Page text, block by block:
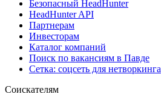
Безопасный HeadHunter
HeadHunter API
Партнерам
Инвесторам
Каталог компаний
Поиск по вакансиям в Павде
Сетка: соцсеть для нетворкинга
Соискателям